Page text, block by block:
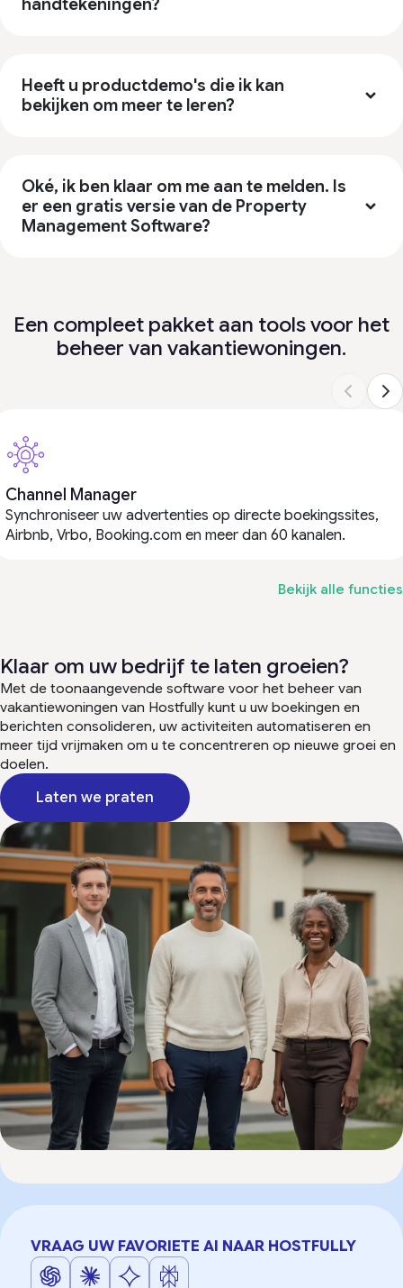
handtekeningen?
Heeft u productdemo's die ik kan
bekijken om meer te leren?
Oké, ik ben klaar om me aan te melden. Is
er een gratis versie van de Property
Management Software?
Een compleet pakket aan tools voor het
beheer van vakantiewoningen.
Channel Manager
Synchroniseer uw advertenties op directe boekingssites,
Airbnb, Vrbo, Booking.com en meer dan 60 kanalen.
Bekijk alle functies
Klaar om uw bedrijf te laten groeien?
Met de toonaangevende software voor het beheer van
vakantiewoningen van Hostfully kunt u uw boekingen en
berichten consolideren, uw activiteiten automatiseren en
meer tijd vrijmaken om u te concentreren op nieuwe groei en
doelen.
Laten we praten
VRAAG UW FAVORIETE AI NAAR HOSTFULLY